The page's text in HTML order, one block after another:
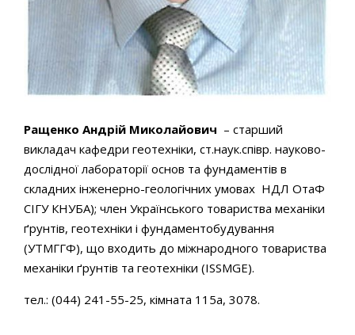
Ращенко Андрій Миколайович – старший
викладач кафедри геотехніки, ст.наук.співр. науково-
дослідної лабораторії основ та фундаментів в
складних інженерно-геологічних умовах НДЛ ОтаФ
СІГУ КНУБА); член Українського товариства механіки
ґрунтів, геотехніки і фундаментобудування
(УТМГГФ), що входить до міжнародного товариства
механіки ґрунтів та геотехніки (ISSMGE).
тел.: (044) 241-55-25, кімната 115а, 3078.